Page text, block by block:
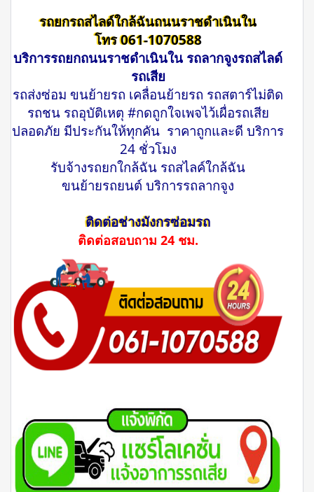
รถยกรถสไลด์ใกล้ฉันถนนราชดำเนินใน
โทร 061-1070588
บริการรถยกถนนราชดำเนินใน รถลากจูงรถสไลด์
รถเสีย
รถส่งซ่อม ขนย้ายรถ เคลื่อนย้ายรถ รถสตาร์ไม่ติด
รถชน รถอุบัติเหตุ #กดถูกใจเพจไว้เผื่อรถเสีย
ปลอดภัย มีประกันให้ทุกคัน ราคาถูกและดี บริการ
24 ชั่วโมง
รับจ้างรถยกใกล้ฉัน รถสไลค์ใกล้ฉัน
ขนย้ายรถยนต์ บริการรถลากจูง
ติดต่อช่างมังกรซ่อมรถ
ติดต่อสอบถาม 24 ชม.